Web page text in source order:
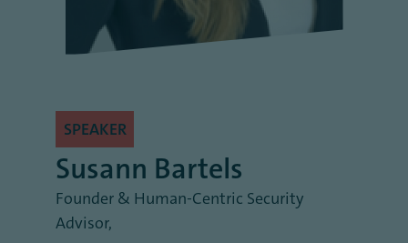
SPEAKER
Susann Bartels
Founder & Human-Centric Security
Advisor,